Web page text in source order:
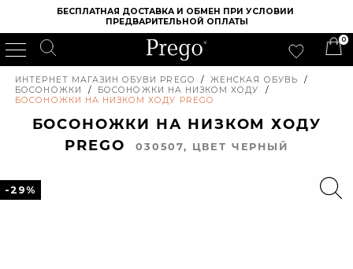
БЕСПЛАТНАЯ ДОСТАВКА И ОБМЕН ПРИ УСЛОВИИ
ПРЕДВАРИТЕЛЬНОЙ ОПЛАТЫ
0
ИНТЕРНЕТ МАГАЗИН ОБУВИ PREGO / ЖЕНСКАЯ ОБУВЬ
/
БОСОНОЖКИ
/ БОСОНОЖКИ НА НИЗКОМ ХОДУ
/
БОСОНОЖКИ НА НИЗКОМ ХОДУ PREGO
БОСОНОЖКИ НА НИЗКОМ ХОДУ
PREGO030507, ЦВЕТ ЧЕРНЫЙ
-29%